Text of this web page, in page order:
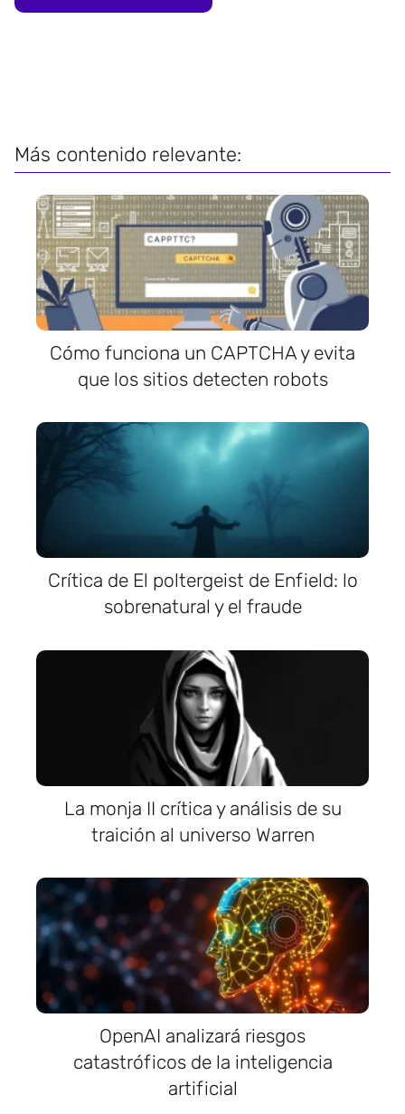
Más contenido relevante:
Cómo funciona un CAPTCHA y evita
que los sitios detecten robots
Crítica de El poltergeist de Enfield: lo
sobrenatural y el fraude
La monja II crítica y análisis de su
traición al universo Warren
OpenAI analizará riesgos
catastróficos de la inteligencia
artificial